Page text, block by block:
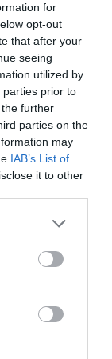
for
opt-out
that after your
seeing
utilized by
parties prior to
further
parties on the
may
IAB’s List of
it to other
a la Cambra
per aquest
que “ara
tan elevats,
són
que
al futur és
de
poder